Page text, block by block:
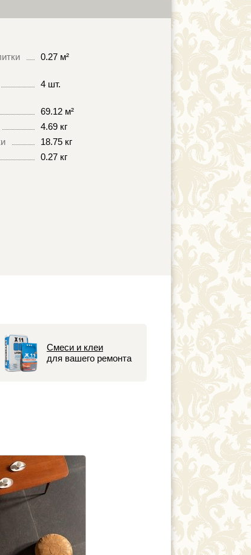
0.27 м²
4 шт.
69.12 м²
4.69 кг
18.75 кг
0.27 кг
Смеси и клеи
для вашего ремонта